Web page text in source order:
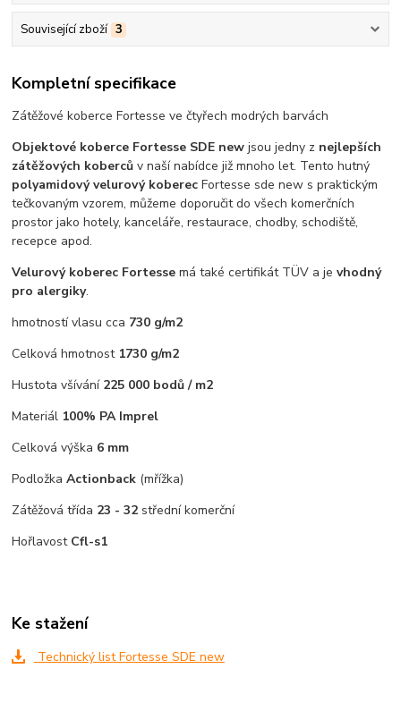
Související zboží 3
Kompletní specifikace
Zátěžové koberce Fortesse ve čtyřech modrých barvách
Objektové koberce Fortesse SDE new jsou jedny z nejlepších
zátěžových koberců v naší nabídce již mnoho let. Tento hutný
polyamidový velurový koberec Fortesse sde new s praktickým
tečkovaným vzorem, můžeme doporučit do všech komerčních
prostor jako hotely, kanceláře, restaurace, chodby, schodiště,
recepce apod.
Velurový koberec Fortesse má také certifikát TÜV a jevhodný
pro alergiky.
hmotností vlasu cca 730 g/m2
Celková hmotnost 1730 g/m2
Hustota všívání 225 000 bodů / m2
Materiál 100% PA Imprel
Celková výška 6 mm
PodložkaActionback (mřížka)
Zátěžová třída 23 - 32 střední komerční
Hořlavost Cfl-s1
Ke stažení
Technický list Fortesse SDE new